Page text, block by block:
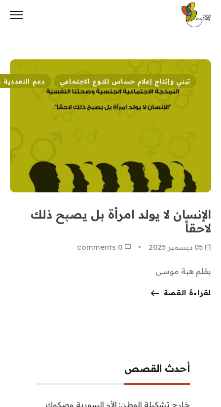
تبني وإنتاج إعلام حساس للنوع الاجتماعي دعم
الإنسان لا يولد امرأة بل يصبح ذلك
لاحقاً
05 ديسمبر 2025 0
بقلم هبة موسى
لقراءة القصة
أحدث القصص
خارج تشكيلة الوطن: الأم السورية وصكوك